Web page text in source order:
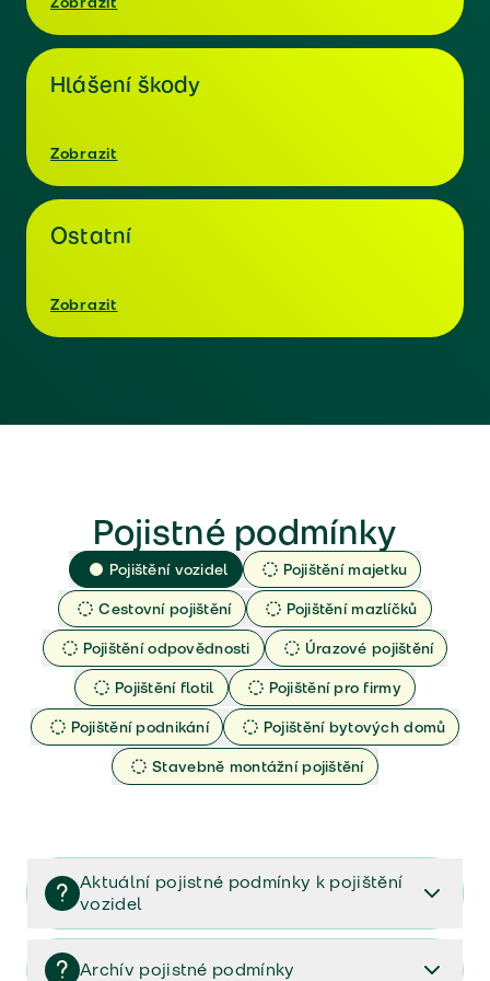
Hlášení škody
Zobrazit
Ostatní
Zobrazit
Pojistné podmínky
Pojištění vozidel
Pojištění majetku
Cestovní pojištění
Pojištění mazlíčků
Pojištění odpovědnosti
Úrazové pojištění
Pojištění flotil
Pojištění pro firmy
Pojištění podnikání
Pojištění bytových domů
Stavebně montážní pojištění
Aktuální pojistné podmínky k pojištění
vozidel
Pojištění vozidel/Pojistné podmínky a vše důležité ke
smlouvě (PDF)
Archív pojistné podmínky